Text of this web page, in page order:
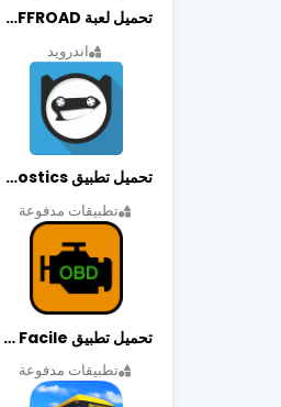
تحميل لعبة PROJECT:OFFROAD مهكرة أخر إصدار
اندرويد
تحميل تطبيق OBDeleven Car Diagnostics مهكر أخر إصدار
تطبيقات مدفوعة
تحميل تطبيق EOBD Facile مهكر أخر إصدار
تطبيقات مدفوعة